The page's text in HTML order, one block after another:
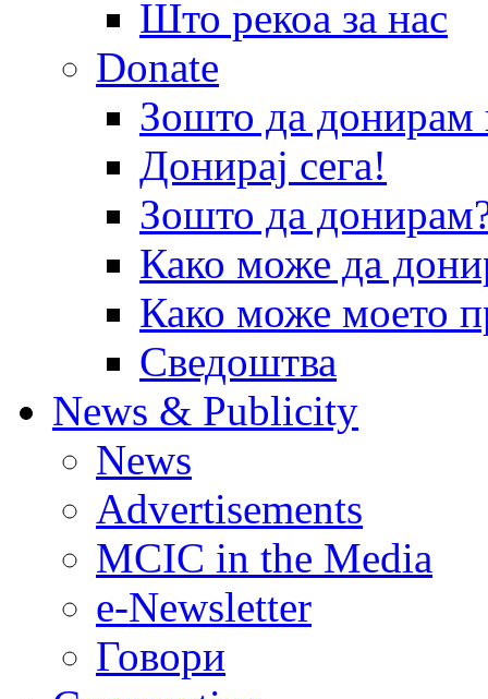
Што рекоа за нас
Donate
Зошто да
Донирај сега!
Зошто да
Како може да
Како може моето
Сведоштва
News & Publicity
News
Advertisements
MCIC in the Media
e-Newsletter
Говори